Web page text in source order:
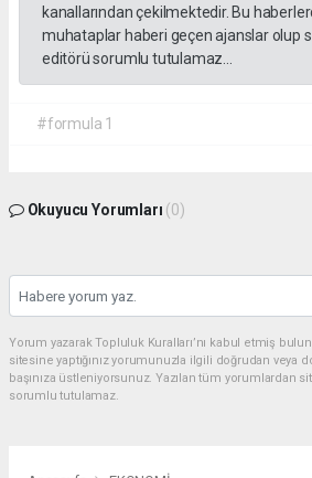
kanallarından çekilmektedir. Bu
muhataplar haberi geçen ajanslar olup
editörü sorumlu tutulamaz...
#formula 1
Okuyucu Yorumları (0)
Yorum yazarak Topluluk Kuralları’nı kabul etmiş
sitesine yaptığınız yorumunuzla ilgili doğrudan veya
başınıza üstleniyorsunuz. Yazılan tüm yorumlardan
sorumlu tutulamaz.